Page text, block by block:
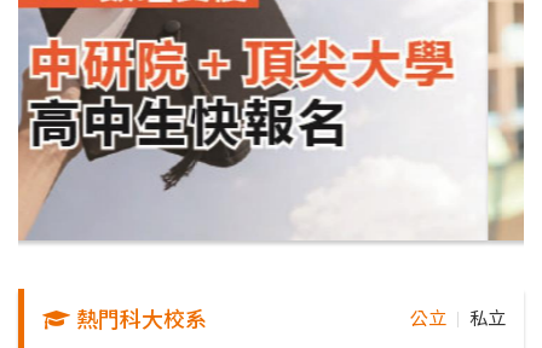
熱門科大校系 公立 私立